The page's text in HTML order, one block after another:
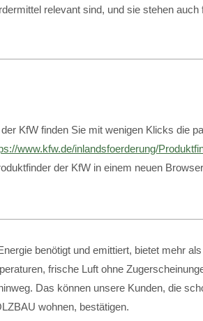
relevant sind, und sie stehen
KfW finden Sie mit wenigen Klicks die
www.kfw.de/inlandsfoerderung/
der KfW in einem neuen
benötigt und emittiert, bietet mehr
frische Luft ohne
Das können unsere Kunden, die
wohnen, bestätigen.